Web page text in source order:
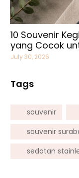
10 Souvenir
yang Cocok
July 30, 2026
Tags
souvenir
souvenir
sedotan